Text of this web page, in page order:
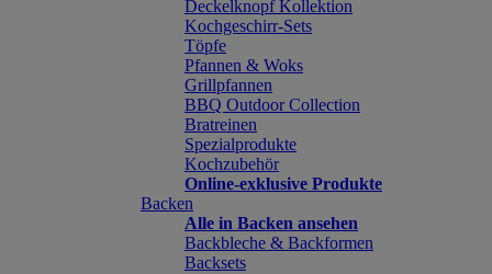
Deckelknopf Kollektion
Kochgeschirr-Sets
Töpfe
Pfannen & Woks
Grillpfannen
BBQ Outdoor Collection
Bratreinen
Spezialprodukte
Kochzubehör
Online-exklusive Produkte
Backen
Alle in Backen ansehen
Backbleche & Backformen
Backsets